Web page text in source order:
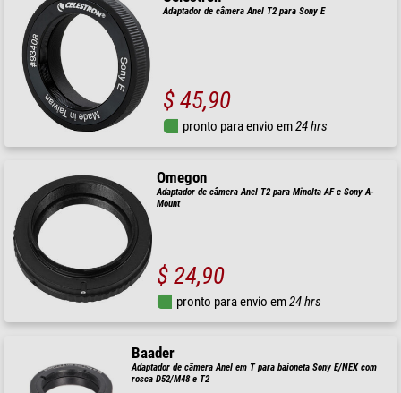
Adaptador de câmera Anel T2 para Sony E
$ 45,90
pronto para envio em24 hrs
Omegon
Adaptador de câmera Anel T2 para Minolta AF e Sony A-
Mount
$ 24,90
pronto para envio em24 hrs
Baader
Adaptador de câmera Anel em T para baioneta Sony E/NEX com
rosca D52/M48 e T2